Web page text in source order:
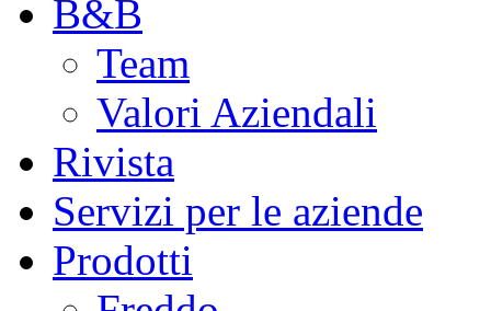
B&B
Team
Valori Aziendali
Rivista
Servizi per le aziende
Prodotti